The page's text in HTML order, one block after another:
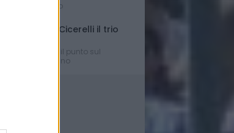
Contratto firmato
Russo-Parigi-Cicerelli il trio
Ipotesi e rumors: il punto sul
mercato del Delfino